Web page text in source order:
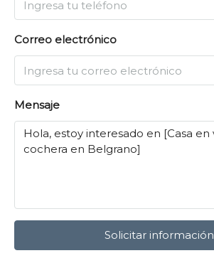
Correo electrónico
Mensaje
Solicitar información